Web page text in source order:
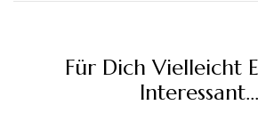
Für Dich Vielleicht
Interessant...